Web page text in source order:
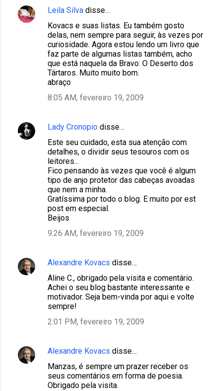
Leila Silva disse…
Kovacs e suas listas. Eu também gosto
delas, nem sempre para seguir, às vezes por
curiosidade. Agora estou lendo um livro que
faz parte de algumas listas também, acho
que está naquela da Bravo: O Deserto dos
Tártaros. Muito muito bom.
abraço
8:05 AM, fevereiro 19, 2009
Lady Cronopio disse…
Este seu cuidado, esta sua atenção com
detalhes, o dividir seus tesouros com os
leitores...
Fico pensando às vezes que você é algum
tipo de anjo protetor das cabeças avoadas
que nem a minha.
Gratíssima por todo o blog. E muito por est
post em especial.
Beijos
9:26 AM, fevereiro 19, 2009
Alexandre Kovacs disse…
Aline C., obrigado pela visita e comentário.
Achei o seu blog bastante interessante e
motivador. Seja bem-vinda por aqui e volte
sempre!
2:01 PM, fevereiro 19, 2009
Alexandre Kovacs disse…
Manzas, é sempre um prazer receber os
seus comentários em forma de poesia.
Obrigado pela visita.